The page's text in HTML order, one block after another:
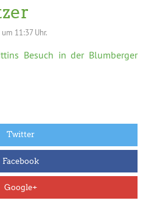
11:37 Uhr.
Besuch in der Blumberger
Twitter
Facebook
Google+